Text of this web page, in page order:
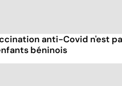
anti-Covid n'est
béninois